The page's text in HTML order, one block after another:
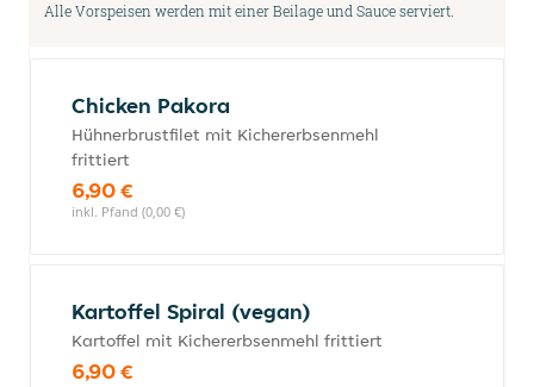
Alle Vorspeisen werden mit einer Beilage und Sauce serviert.
Chicken Pakora
Hühnerbrustfilet mit Kichererbsenmehl
frittiert
6,90 €
inkl. Pfand (0,00 €)
Kartoffel Spiral (vegan)
Kartoffel mit Kichererbsenmehl frittiert
6,90 €